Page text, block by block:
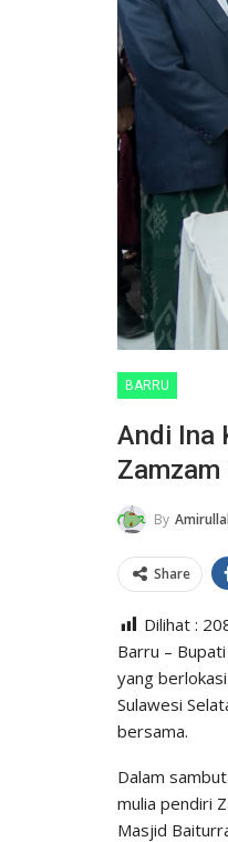
BARRU
Andi Ina
Zamzam
By
Share
Dilihat :
Barru –
yang
Sulawesi
bersama.
Dalam
mulia pendiri
Masjid